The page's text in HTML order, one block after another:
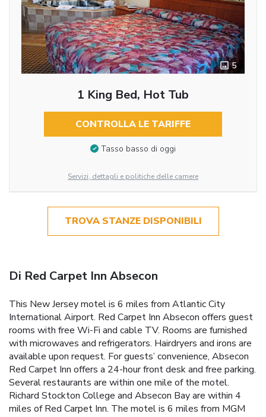
5
1 King Bed, Hot Tub
CONTROLLA LE TARIFFE
Tasso basso di oggi
Servizi, dettagli e politiche delle camere
TROVA STANZE DISPONIBILI
Di Red Carpet Inn Absecon
This New Jersey motel is 6 miles from Atlantic City
International Airport. Red Carpet Inn Absecon offers guest
rooms with free Wi-Fi and cable TV. Rooms are furnished
with microwaves and refrigerators. Hairdryers and irons are
available upon request. For guests’ convenience, Absecon
Red Carpet Inn offers a 24-hour front desk and free parking.
Several restaurants are within one mile of the motel.
Richard Stockton College and Absecon Bay are within 4
miles of Red Carpet Inn. The motel is 6 miles from MGM